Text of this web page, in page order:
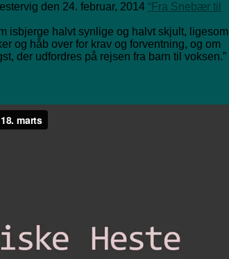
den 24. februar, 2014 “Fra Snebær til
isbjerge halvt synlige og halvt skjult, ligesom
og håb over for krav og forventning, og om
der udfordres på rejsen fra barn til voksen.”